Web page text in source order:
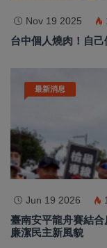
Nov 19 2025
台中個人燒肉！自己
最新消息
Jun 19 2026
臺南安平龍舟賽結
廉潔民主新風貌